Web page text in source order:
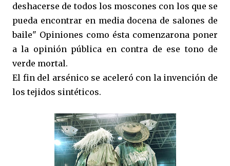
deshacerse de todos los moscones con los que se
pueda encontrar en media docena de salones de
baile" Opiniones como ésta comenzarona poner
a la opinión pública en contra de ese tono de
verde mortal.
El fin del arsénico se aceleró con la invención de
los tejidos sintéticos.